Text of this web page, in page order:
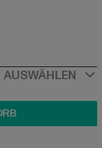
AUSWÄHLEN